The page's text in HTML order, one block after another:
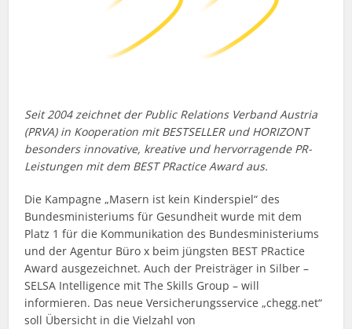
Seit 2004 zeichnet der Public Relations Verband Austria
(PRVA) in Kooperation mit BESTSELLER und HORIZONT
besonders innovative, kreative und hervorragende PR-
Leistungen mit dem BEST PRactice Award aus.
Die Kampagne „Masern ist kein Kinderspiel“ des
Bundesministeriums für Gesundheit wurde mit dem
Platz 1 für die Kommunikation des Bundesministeriums
und der Agentur Büro x beim jüngsten BEST PRactice
Award ausgezeichnet. Auch der Preisträger in Silber –
SELSA Intelligence mit The Skills Group – will
informieren. Das neue Versicherungsservice „chegg.net“
soll Übersicht in die Vielzahl von